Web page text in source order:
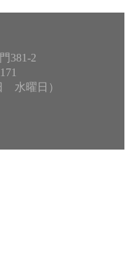
381-2
水曜日）